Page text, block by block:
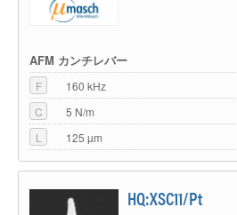
AFM カンチレバー
F
160 kHz
C
5 N/m
L
125 µm
HQ:XSC11/Pt